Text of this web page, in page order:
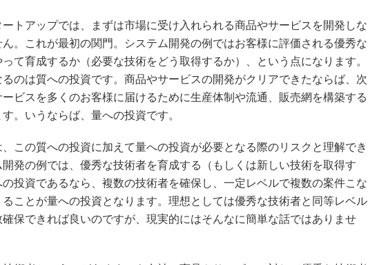
トアップでは、まずは市場に受け入れられる商品やサービスを開発しな
。これが最初の関門。システム開発の例ではお客様に評価される優秀な
て育成するか（必要な技術をどう取得するか）、という点になります。
るのは質への投資です。商品やサービスの開発がクリアできたならば、次
ビスを多くのお客様に届けるために生産体制や流通、販売網を構築する
。いうならば、量への投資です。
、この質への投資に加えて量への投資が必要となる際のリスクと理解でき
開発の例では、優秀な技術者を育成する（もしくは新しい技術を取得す
の投資であるなら、複数の技術者を確保し、一定レベルで複数の案件こな
ことが量への投資となります。理想としては優秀な技術者と同等レベル
保できれば良いのですが、現実的にはそんなに簡単な話ではありませ